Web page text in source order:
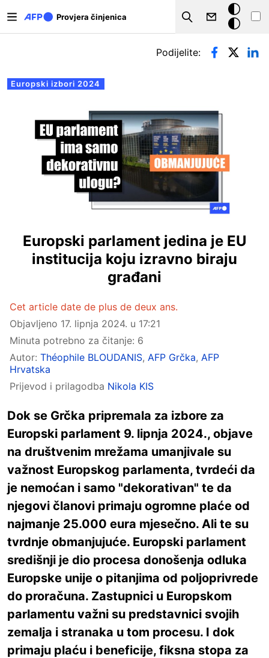
Provjera činjenica
Search
Tamna
pozadina
Primarne oznake
Europski izbori 2024
Podijelite:
Europski parlament jedina je EU
institucija koju izravno biraju
građani
Cet article date de plus de deux ans.
Objavljeno 17. lipnja 2024. u 17:21
Minuta potrebno za čitanje: 6
Autor: Théophile BLOUDANIS, AFP Grčka, AFP
Hrvatska
Prijevod i prilagodba Nikola KIS
Dok se Grčka pripremala za izbore za
Europski parlament 9. lipnja 2024., objave
na društvenim mrežama umanjivale su
važnost Europskog parlamenta, tvrdeći da
je nemoćan i samo "dekorativan" te da
njegovi članovi primaju ogromne plaće od
najmanje 25.000 eura mjesečno. Ali te su
tvrdnje obmanjujuće. Europski parlament
središnji je dio procesa donošenja odluka
Europske unije o pitanjima od poljoprivrede
do proračuna. Zastupnici u Europskom
parlamentu važni su predstavnici svojih
zemalja i stranaka u tom procesu. I dok
primaju plaću i beneficije, fiksna stopa za